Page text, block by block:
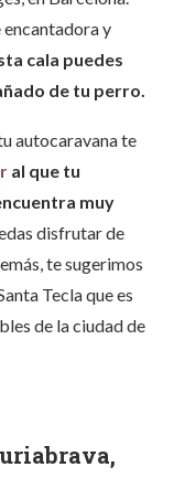
encantadora y
cala puedes
de tu perro.
autocaravana te
al que tu
muy
disfrutar de
te sugerimos
Tecla que es
de la ciudad de